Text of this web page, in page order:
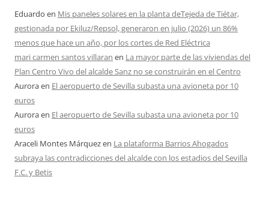
Eduardo en Mis paneles solares en la planta deTejeda de Tiétar,
gestionada por Ekiluz/Repsol, generaron en julio (2026) un 86%
menos que hace un año, por los cortes de Red Eléctrica
mari carmen santos villaran en La mayor parte de las viviendas del
Plan Centro Vivo del alcalde Sanz no se construirán en el Centro
Auroraen El aeropuerto de Sevilla subasta una avioneta por 10
euros
Auroraen El aeropuerto de Sevilla subasta una avioneta por 10
euros
Araceli Montes Márquezen La plataforma Barrios Ahogados
subraya las contradicciones del alcalde con los estadios del Sevilla
F.C. y Betis